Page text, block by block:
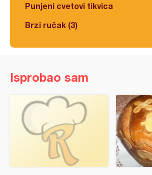
Punjeni cvetovi tikvica
Brzi ručak (3)
Isprobao sam